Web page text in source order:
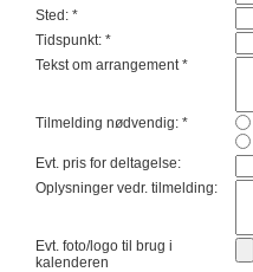
Sted: *
Tidspunkt: *
Tekst om arrangement*
Tilmelding nødvendig: *
Evt. pris for deltagelse:
Oplysninger vedr. tilmelding:
Evt. foto/logo til brug i
kalenderen